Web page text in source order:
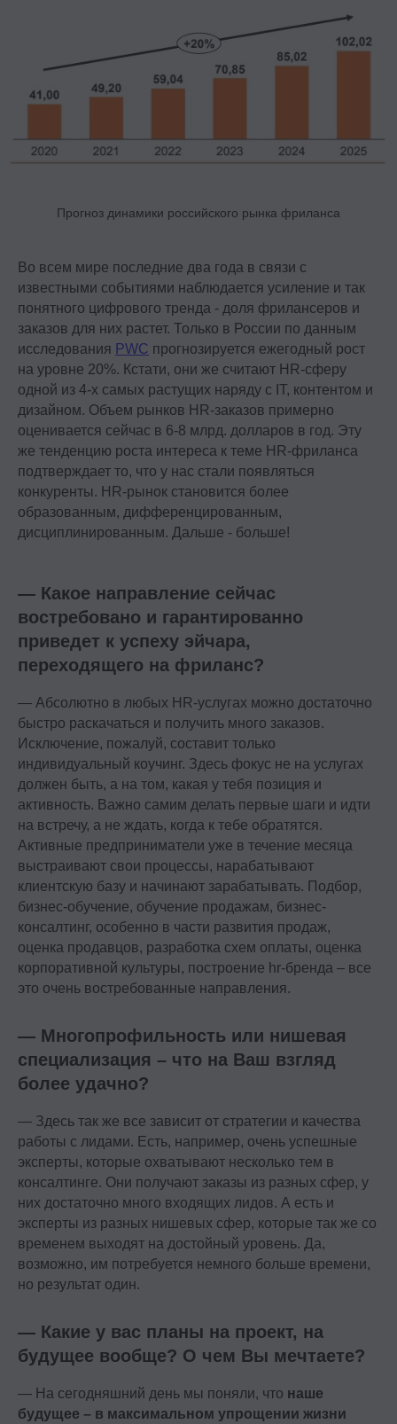
Прогноз динамики российского рынка фриланса
Во всем мире последние два года в связи с
известными событиями наблюдается усиление и так
понятного цифрового тренда - доля фрилансеров и
заказов для них растет. Только в России по данным
исследования PWC прогнозируется ежегодный рост
на уровне 20%. Кстати, они же считают HR-сферу
одной из 4-х самых растущих наряду с IT, контентом и
дизайном. Объем рынков HR-заказов примерно
оценивается сейчас в 6-8 млрд. долларов в год. Эту
же тенденцию роста интереса к теме HR-фриланса
подтверждает то, что у нас стали появляться
конкуренты. HR-рынок становится более
образованным, дифференцированным,
дисциплинированным. Дальше - больше!
— Какое направление сейчас
востребовано и гарантированно
приведет к успеху эйчара,
переходящего на фриланс?
— Абсолютно в любых HR-услугах можно достаточно
быстро раскачаться и получить много заказов.
Исключение, пожалуй, составит только
индивидуальный коучинг. Здесь фокус не на услугах
должен быть, а на том, какая у тебя позиция и
активность. Важно самим делать первые шаги и идти
на встречу, а не ждать, когда к тебе обратятся.
Активные предприниматели уже в течение месяца
выстраивают свои процессы, нарабатывают
клиентскую базу и начинают зарабатывать. Подбор,
бизнес-обучение, обучение продажам, бизнес-
консалтинг, особенно в части развития продаж,
оценка продавцов, разработка схем оплаты, оценка
корпоративной культуры, построение hr-бренда – все
это очень востребованные направления.
— Многопрофильность или нишевая
специализация – что на Ваш взгляд
более удачно?
— Здесь так же все зависит от стратегии и качества
работы с лидами. Есть, например, очень успешные
эксперты, которые охватывают несколько тем в
консалтинге. Они получают заказы из разных сфер, у
них достаточно много входящих лидов. А есть и
эксперты из разных нишевых сфер, которые так же со
временем выходят на достойный уровень. Да,
возможно, им потребуется немного больше времени,
но результат один.
— Какие у вас планы на проект, на
будущее вообще? О чем Вы мечтаете?
— На сегодняшний день мы поняли, что наше
будущее – в максимальном упрощении жизни
Контакты
Студентам
Условия кредитования
Политика конфиденциальности
Сведения об образовательной организации
Блог
Стать преподавателем
+7 495 369 56 15
Корпоративное обучение
Программы обучения
Договор оферты
Стать партнёром
Ⓒ 2026 Онлайн-школа topcareer Помогаем
добиться высокой зарплаты вне IT
Эйчары обращают внимание
на почту соискателя. У вас
красивая или fgh12j332jb?
Расскажем, как быстрее дорасти
до зарплаты и должности мечты
Подписаться
Реквизиты:
ООО «ТОП-карьера»
Миссия и ценности
Реферальная программа
Рекрутмент для команд
Командная лицензия
Проект реализуется при грантовой